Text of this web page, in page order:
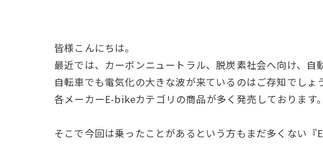
皆様こんにちは。
最近では、カーボンニュートラル、脱炭素社会へ向け、自
自転車でも電気化の大きな波が来ているのはご存知でしょ
各メーカーE-bikeカテゴリの商品が多く発売しております。
そこで今回は乗ったことがあるという方もまだ多くない『